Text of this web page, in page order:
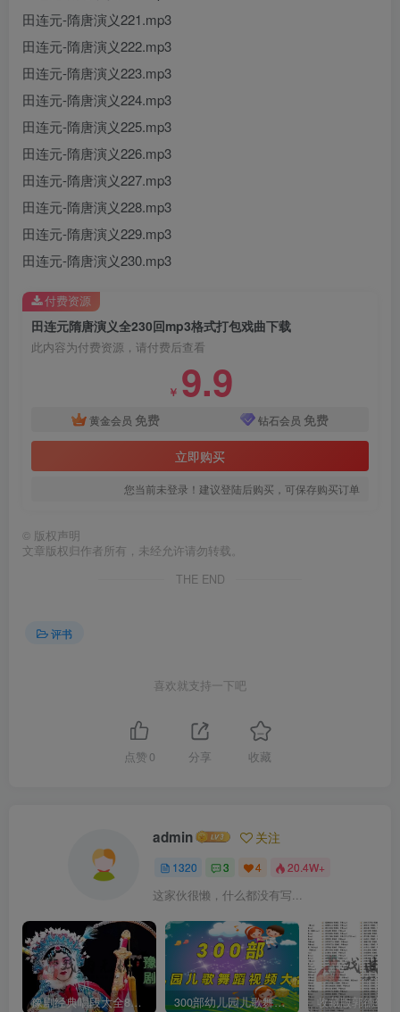
田连元-隋唐演义221.mp3
田连元-隋唐演义222.mp3
田连元-隋唐演义223.mp3
田连元-隋唐演义224.mp3
田连元-隋唐演义225.mp3
田连元-隋唐演义226.mp3
田连元-隋唐演义227.mp3
田连元-隋唐演义228.mp3
田连元-隋唐演义229.mp3
田连元-隋唐演义230.mp3
田连元隋唐演义全230回mp3格式打包戏曲下载
此内容为付费资源，请付费后查看
￥ 9.9
黄金会员 免费 钻石会员 免费
立即购买
您当前未登录！建议登陆后购买，可保存购买订单
付费资源
© 版权声明
文章版权归作者所有，未经允许请勿转载。
THE END
评书
喜欢就支持一下吧
点赞 0 分享 收藏
admin 关注
1320 3 4 20.4W+
这家伙很懒，什么都没有写...
豫剧经典唱段大全850首mp3打包戏曲下载 300部幼儿园儿歌舞蹈视频大合集